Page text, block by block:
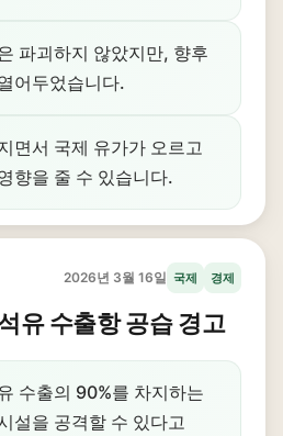
파괴하지 않았지만, 향후
어두었습니다.
면서 국제 유가가 오르고
향을 줄 수 있습니다.
2026년 3월 16일 국제 경제
유 수출항 공습 경고
수출의 90%를 차지하는
설을 공격할 수 있다고